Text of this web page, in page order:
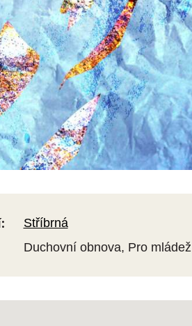
Stříbrná
Duchovní obnova, Pro mládež